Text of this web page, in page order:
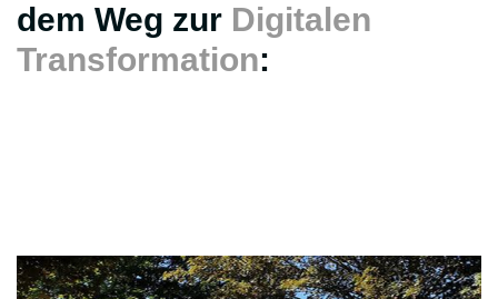
dem Weg zur Digitalen
Transformation: